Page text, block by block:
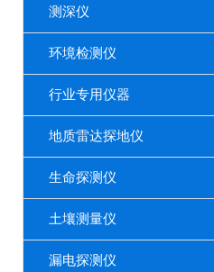
测深仪
环境检测仪
行业专用仪器
地质雷达探地仪
生命探测仪
土壤测量仪
漏电探测仪